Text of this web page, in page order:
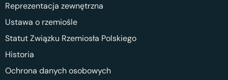
Reprezentacja zewnętrzna
Ustawa o rzemiośle
Statut Związku Rzemiosła Polskiego
Historia
Ochrona danych osobowych